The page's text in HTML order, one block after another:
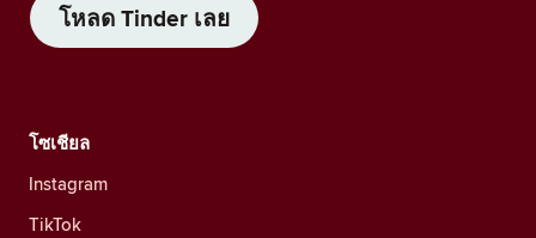
โหลด Tinder เลย
โซเชียล
Instagram
TikTok